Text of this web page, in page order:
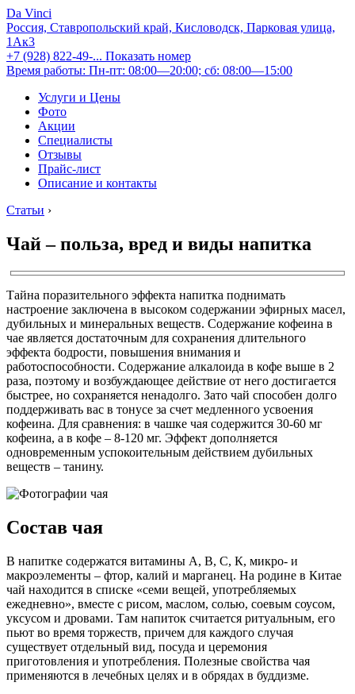
Da Vinci
Россия, Ставропольский край, Кисловодск, Парковая улица,
1Ак3
+7 (928) 822-49-... Показать номер
Время работы: Пн-пт: 08:00—20:00; сб: 08:00—15:00
Услуги и Цены
Фото
Акции
Специалисты
Отзывы
Прайс-лист
Описание и контакты
Статьи ›
Чай – польза, вред и виды напитка
Тайна поразительного эффекта напитка поднимать
настроение заключена в высоком содержании эфирных масел,
дубильных и минеральных веществ. Содержание кофеина в
чае является достаточным для сохранения длительного
эффекта бодрости, повышения внимания и
работоспособности. Содержание алкалоида в кофе выше в 2
раза, поэтому и возбуждающее действие от него достигается
быстрее, но сохраняется ненадолго. Зато чай способен долго
поддерживать вас в тонусе за счет медленного усвоения
кофеина. Для сравнения: в чашке чая содержится 30-60 мг
кофеина, а в кофе – 8-120 мг. Эффект дополняется
одновременным успокоительным действием дубильных
веществ – танину.
Состав чая
В напитке содержатся витамины А, В, С, К, микро- и
макроэлементы – фтор, калий и марганец. На родине в Китае
чай находится в списке «семи вещей, употребляемых
ежедневно», вместе с рисом, маслом, солью, соевым соусом,
уксусом и дровами. Там напиток считается ритуальным, его
пьют во время торжеств, причем для каждого случая
существует отдельный вид, посуда и церемония
приготовления и употребления. Полезные свойства чая
применяются в лечебных целях и в обрядах в буддизме.